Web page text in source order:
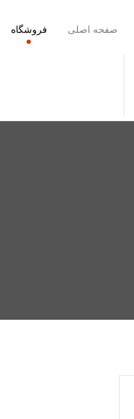
صفحه اصلی فروشگاه